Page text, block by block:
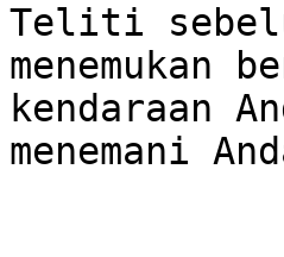
Teliti
menemukan
kendaraan
menemani